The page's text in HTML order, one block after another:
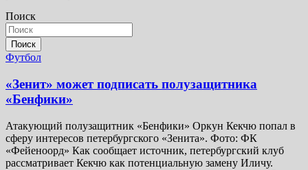
Поиск
Поиск
Футбол
«Зенит» может подписать полузащитника
«Бенфики»
Атакующий полузащитник «Бенфики» Оркун Кекчю попал в
сферу интересов петербургского «Зенита». Фото: ФК
«Фейеноорд» Как сообщает источник, петербургский клуб
рассматривает Кекчю как потенциальную замену Иличу.